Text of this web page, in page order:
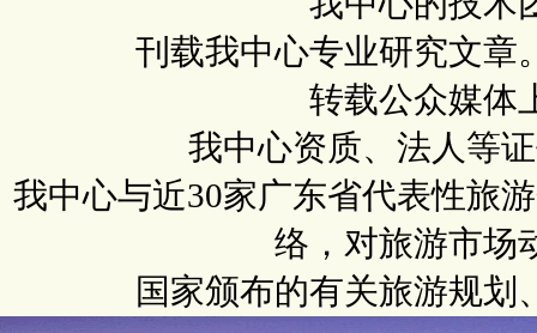
刊载我中心专业研究文章
转载公众媒体
我中心资质、法人等
我中心与近30家广东省代表性旅
络，对旅游市场
国家颁布的有关旅游规划